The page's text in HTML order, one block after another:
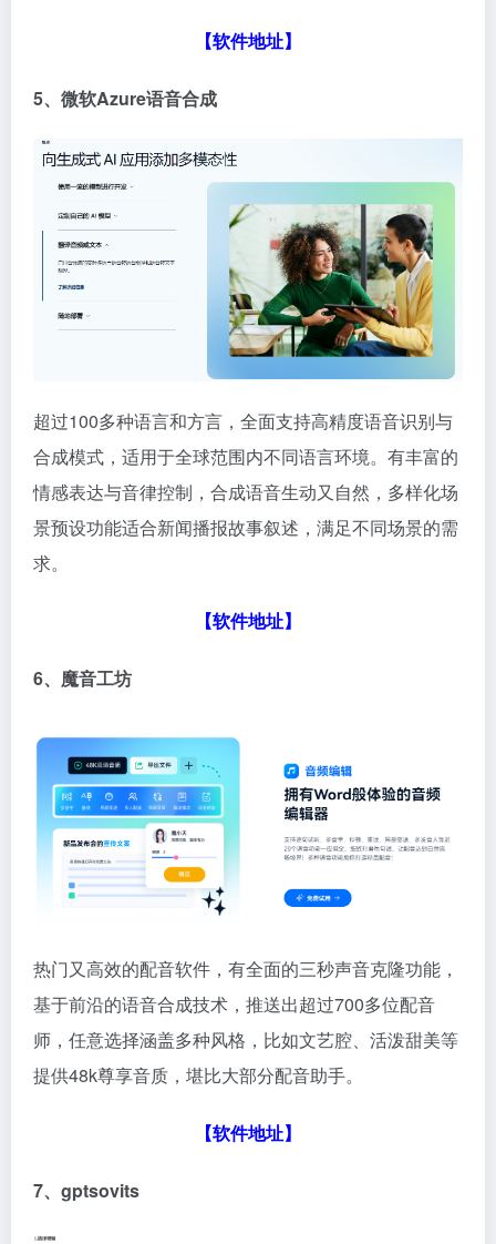
【软件地址】
5、微软Azure语音合成
超过100多种语言和方言，全面支持高精度语音识别与
合成模式，适用于全球范围内不同语言环境。有丰富的
情感表达与音律控制，合成语音生动又自然，多样化场
景预设功能适合新闻播报故事叙述，满足不同场景的需
求。
【软件地址】
6、魔音工坊
热门又高效的配音软件，有全面的三秒声音克隆功能，
基于前沿的语音合成技术，推送出超过700多位配音
师，任意选择涵盖多种风格，比如文艺腔、活泼甜美等
提供48k尊享音质，堪比大部分配音助手。
【软件地址】
7、gptsovits